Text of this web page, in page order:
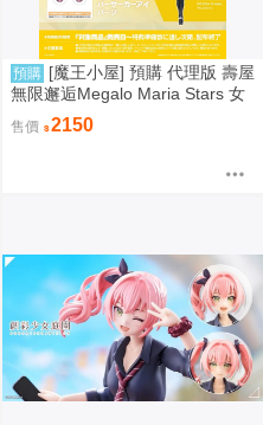
預購 [魔王小屋] 預購 代理版 壽屋
無限邂逅Megalo Maria Stars 女
僕服Ver. 組裝模型 特典版
售價 2150